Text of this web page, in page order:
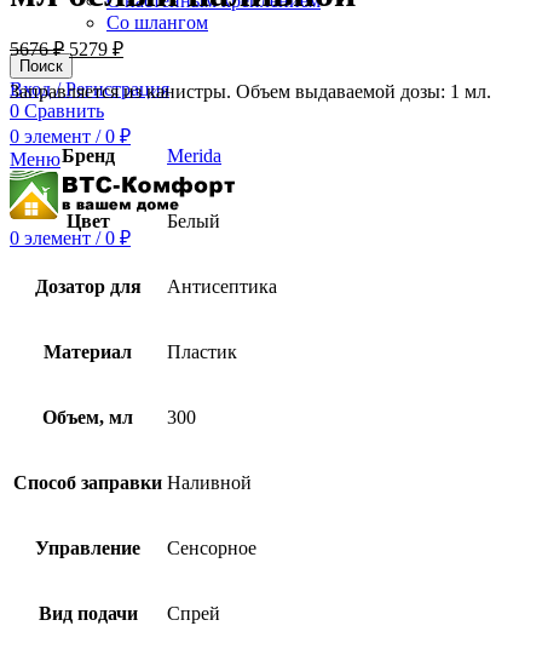
Со шлангом
Поиск
Вход / Регистрация
0 Сравнить
0 элемент / 0 ₽
Меню
0 элемент / 0 ₽
5676₽ 5279 ₽
Заправляется из канистры. Объем выдаваемой дозы: 1 мл.
Бренд Merida
Цвет Белый
Дозатор для Антисептика
Материал Пластик
Объем, мл 300
Способ заправки Наливной
Управление Сенсорное
Вид подачи Спрей